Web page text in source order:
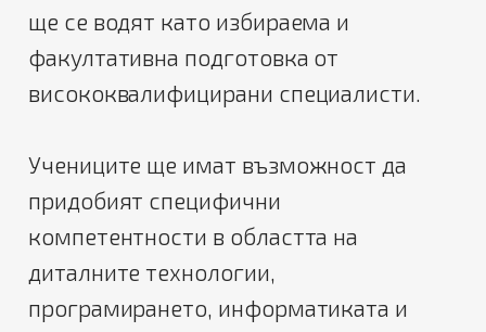
ще се водят като избираема и
факултативна подготовка от
висококвалифицирани специалисти.
Учениците ще имат възможност да
придобият специфични
компетентности в областта на
диталните технологии,
програмирането, информатиката и